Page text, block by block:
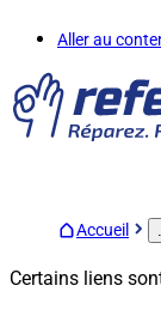
Aller au
Accueil
Certains liens